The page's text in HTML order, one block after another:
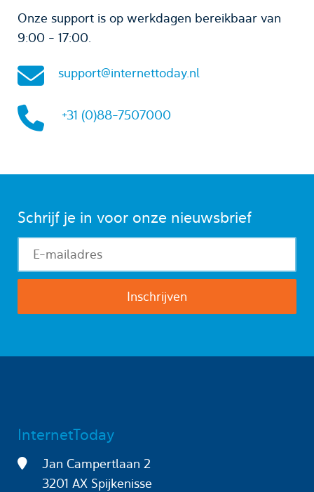
Onze support is op werkdagen bereikbaar van
9:00 - 17:00.
support@internettoday.nl
+31 (0)88-7507000
Schrijf je in voor onze nieuwsbrief
InternetToday
Jan Campertlaan 2
3201 AX Spijkenisse